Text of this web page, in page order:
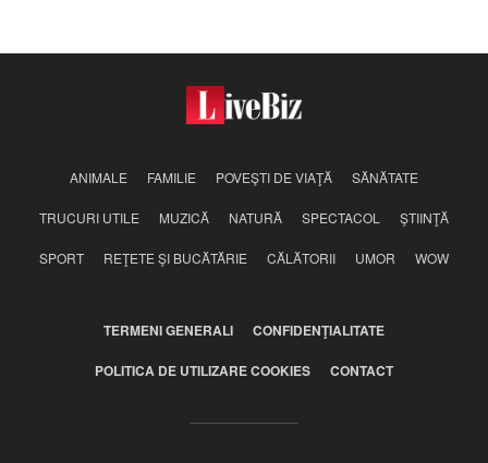
ANIMALE FAMILIE POVEŞTI DE VIAŢĂ SĂNĂTATE
TRUCURI UTILE MUZICĂ NATURĂ SPECTACOL ŞTIINŢĂ
SPORT REŢETE ŞI BUCĂTĂRIE CĂLĂTORII UMOR WOW
TERMENI GENERALI CONFIDENŢIALITATE
POLITICA DE UTILIZARE COOKIES CONTACT